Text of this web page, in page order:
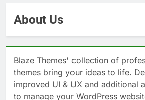
About Us
Blaze Themes' collection of
themes bring your ideas to life.
improved UI & UX and additional
to manage your WordPress